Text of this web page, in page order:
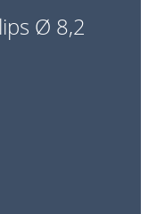
Ø 8,2